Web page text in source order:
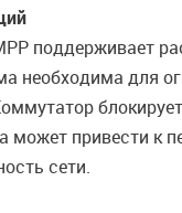
поддерживает
необходима для
может привести к
сети.